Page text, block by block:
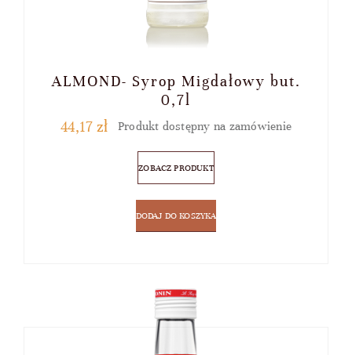
ALMOND- Syrop Migdałowy but.
0,7l
44,17 zł Produkt dostępny na zamówienie
ZOBACZ PRODUKT
DODAJ DO KOSZYKA